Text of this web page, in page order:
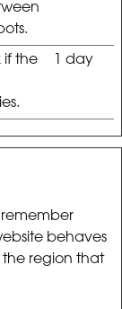
if the
1 day
behaves
the region that